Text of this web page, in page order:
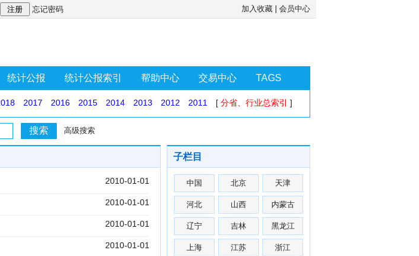
忘记密码 加入收藏 会员中心
统计公报 统计公报索引 帮助中心 交易中心 TAGS
2017 2016 2015 2014 2013 2012 2011 [ 分省、行业总索引 ]
高级搜索
2010-01-01
2010-01-01
2010-01-01
2010-01-01
子栏目
中国 北京 天津
河北 山西 内蒙古
辽宁 吉林 黑龙江
上海 江苏 浙江